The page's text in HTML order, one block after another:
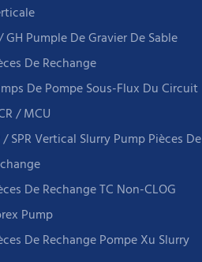
GH Pumple De Gravier De Sable
De Rechange
De Pompe Sous-Flux Du Circuit
/ MCU
/ SPR Vertical Slurry Pump Pièces De
De Rechange TC Non-CLOG
Pump
De Rechange Pompe Xu Slurry